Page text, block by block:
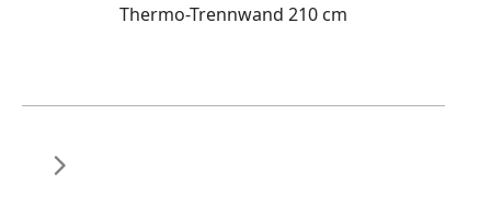
Thermo-Trennwand 210 cm